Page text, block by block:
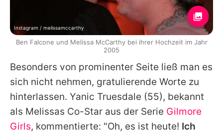
Besonders von prominenter Seite ließ man es
sich nicht nehmen, gratulierende Worte zu
hinterlassen. Yanic Truesdale (55), bekannt
als Melissas Co-Star aus der Serie Gilmore
Girls, kommentierte: "Oh, es ist heute! Ich
Instagram / melissamccarthy
Ben Falcone und Melissa McCarthy bei ihrer Hochzeit im Jahr
2005